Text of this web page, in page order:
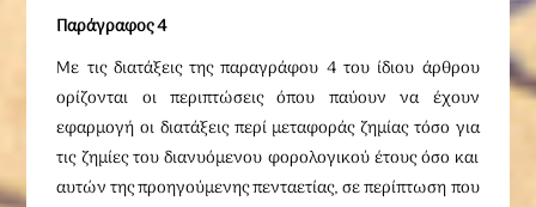
Παράγραφος 4
Με τις διατάξεις της παραγράφου 4 του ίδιου άρθρου
ορίζονται οι περιπτώσεις όπου παύουν να έχουν
εφαρμογή οι διατάξεις περί μεταφοράς ζημίας τόσο για
τις ζημίες του διανυόμενου φορολογικού έτους όσο και
αυτών της προηγούμενης πενταετίας, σε περίπτωση που